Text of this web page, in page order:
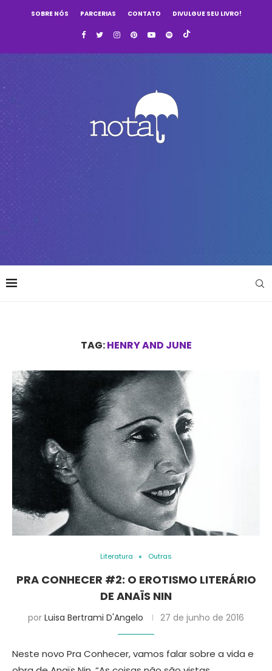
SOBRE NÓS PARCERIAS CONTATO DIVULGUE SEU LIVRO!
TAG:HENRY AND JUNE
Literatura Outras
PRA CONHECER #2: O EROTISMO LITERÁRIO
DE ANAÏS NIN
por Luisa Bertrami D'Angelo 27 de junho de 2016
Neste novo Pra Conhecer, vamos falar sobre a vida e